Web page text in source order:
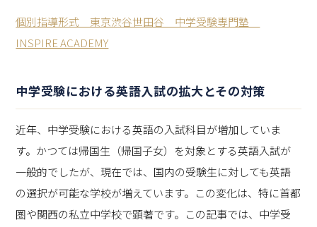
個別指導形式 東京渋谷世田谷 中学受験専門塾
INSPIRE ACADEMY
中学受験における英語入試の拡大とその対策
近年、中学受験における英語の入試科目が増加していま
す。かつては帰国生（帰国子女）を対象とする英語入試が
一般的でしたが、現在では、国内の受験生に対しても英語
の選択が可能な学校が増えています。この変化は、特に首都
圏や関西の私立中学校で顕著です。この記事では、中学受